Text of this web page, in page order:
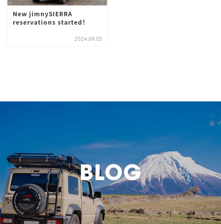
New jimnySIERRA
reservations started！
2024,09,03